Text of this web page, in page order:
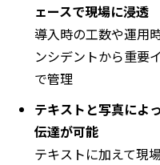
ェースで現場に浸透
導入時の工数や運用
ンシデントから重要
で管理
テキストと写真によ
伝達が可能
テキストに加えて現